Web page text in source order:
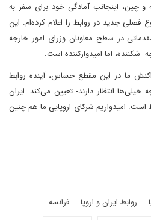
و چین، اینجانب آمادگی خود برای سفر به
جدید در روابط را اعلام کرده‌ام. این
در سطح معاونان وزرای امور خارجه
اما امیدوارکننده است.
ما در این مقطع حساس، آینده روابط
خیلی‌ها انتظار دارند- تعیین می‌کند. ایران
امیدواریم شرکای اروپایی ما هم چنین
روابط ایران و اروپا
فرانسه